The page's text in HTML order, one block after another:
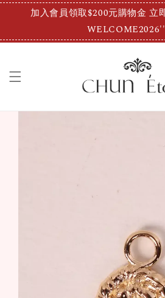
加入會員領取$200元購物金 立
WELCOME2026''